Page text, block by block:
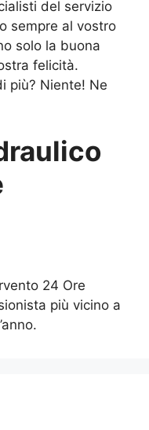
del servizio
sempre al vostro
solo la buona
felicità.
più? Niente! Ne
24 Ore
più vicino a